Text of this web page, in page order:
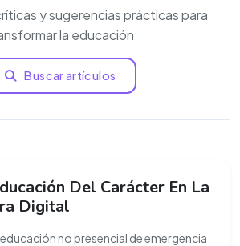
y sugerencias prácticas para
la educación
Buscar artículos
Del Carácter En La
Digital
no presencial de emergencia